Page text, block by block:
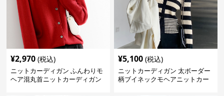
¥2,970 (税込)
ニットカーディガン ふんわりモ
ヘア混丸首ニットカーディガン
¥5,100 (税込)
ニットカーディガン 太ボーダー
柄ブイネックモヘアニットカー